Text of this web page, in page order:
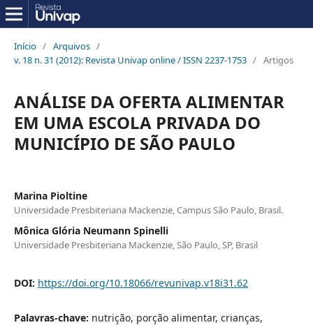
Início / Arquivos /
v. 18 n. 31 (2012): Revista Univap online / ISSN 2237-1753 / Artigos
ANÁLISE DA OFERTA ALIMENTAR
EM UMA ESCOLA PRIVADA DO
MUNICÍPIO DE SÃO PAULO
Marina Pioltine
Universidade Presbiteriana Mackenzie, Campus São Paulo, Brasil.
Mônica Glória Neumann Spinelli
Universidade Presbiteriana Mackenzie, São Paulo, SP, Brasil
DOI: https://doi.org/10.18066/revunivap.v18i31.62
Palavras-chave: nutrição, porção alimentar, crianças,